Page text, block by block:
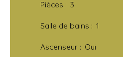
Pièces : 3
Salle de bains : 1
Ascenseur : Oui